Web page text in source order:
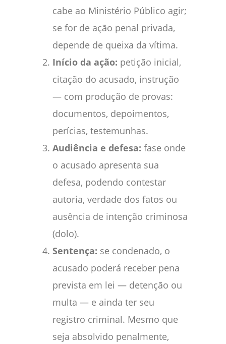
cabe ao Ministério Público agir;
se for de ação penal privada,
depende de queixa da vítima.
Início da ação: petição inicial,
citação do acusado, instrução
— com produção de provas:
documentos, depoimentos,
perícias, testemunhas.
Audiência e defesa: fase onde
o acusado apresenta sua
defesa, podendo contestar
autoria, verdade dos fatos ou
ausência de intenção criminosa
(dolo).
Sentença: se condenado, o
acusado poderá receber pena
prevista em lei — detenção ou
multa — e ainda ter seu
registro criminal. Mesmo que
seja absolvido penalmente,